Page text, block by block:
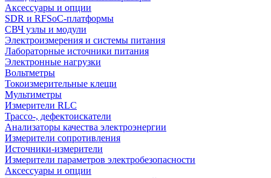
Аксессуары и опции
SDR и RFSoC‑платформы
СВЧ узлы и модули
Электроизмерения и системы питания
Лабораторные источники питания
Электронные нагрузки
Вольтметры
Токоизмерительные клещи
Мультиметры
Измерители RLC
Трассо-, дефектоискатели
Анализаторы качества электроэнергии
Измерители сопротивления
Источники-измерители
Измерители параметров электробезопасности
Аксессуары и опции